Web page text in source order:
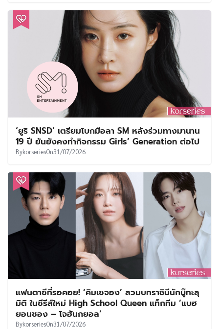
‘ยูริ SNSD’ เตรียมโบกมือลา SM หลังร่วมทางมานาน
19 ปี ยันยังคงทำกิจกรรม Girls’ Generation ต่อไป
BykorseriesOn31/07/2026
แฟนตาซีที่รอคอย! ‘คิมเซจอง’ สวมบทราชินีนักบู๊ทะลุ
มิติ ในซีรีส์ใหม่ High School Queen แท็กทีม ‘แบฮ
ยอนซอง – โจฮันกยอล’
BykorseriesOn31/07/2026